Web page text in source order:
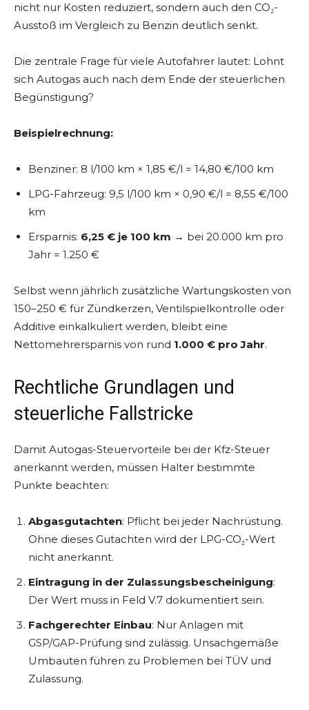
nicht nur Kosten reduziert, sondern auch den CO₂-
Ausstoß im Vergleich zu Benzin deutlich senkt.
Die zentrale Frage für viele Autofahrer lautet: Lohnt
sich Autogas auch nach dem Ende der steuerlichen
Begünstigung?
Beispielrechnung:
Benziner: 8 l/100 km × 1,85 €/l = 14,80 €/100 km
LPG-Fahrzeug: 9,5 l/100 km × 0,90 €/l = 8,55 €/100
km
Ersparnis: 6,25 € je 100 km → bei 20.000 km pro
Jahr = 1.250 €
Selbst wenn jährlich zusätzliche Wartungskosten von
150–250 € für Zündkerzen, Ventilspielkontrolle oder
Additive einkalkuliert werden, bleibt eine
Nettomehrersparnis von rund 1.000 € pro Jahr.
Rechtliche Grundlagen und
steuerliche Fallstricke
Damit Autogas-Steuervorteile bei der Kfz-Steuer
anerkannt werden, müssen Halter bestimmte
Punkte beachten:
Abgasgutachten: Pflicht bei jeder Nachrüstung.
Ohne dieses Gutachten wird der LPG-CO₂-Wert
nicht anerkannt.
Eintragung in der Zulassungsbescheinigung:
Der Wert muss in Feld V.7 dokumentiert sein.
Fachgerechter Einbau: Nur Anlagen mit
GSP/GAP-Prüfung sind zulässig. Unsachgemäße
Umbauten führen zu Problemen bei TÜV und
Zulassung.